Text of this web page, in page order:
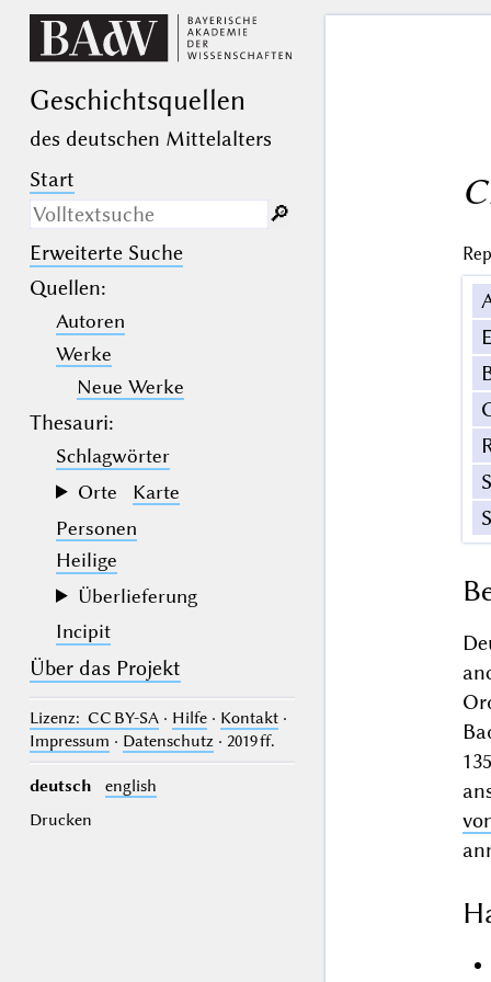
Geschichts­quellen
des deutschen Mittelalters
Start
Nur in Beschreibungs­texten
suchen
(der Unterstrich) ist Platzhalter für
genau ein Zeichen.
(das Prozentzeichen) ist Platzhalter
für kein, ein oder mehr als ein
Zeichen.
🔎︎
Erweiterte Suche
Quellen:
Autoren
Werke
Neue Werke
Thesauri:
Schlagwörter
Orte
Karte
Personen
Heilige
Überlieferung
Incipit
Über das Projekt
Lizenz: CC BY-SA· Hilfe· Kontakt·
Impressum · Datenschutz· 2019 ff.
deutsch
english
Drucken